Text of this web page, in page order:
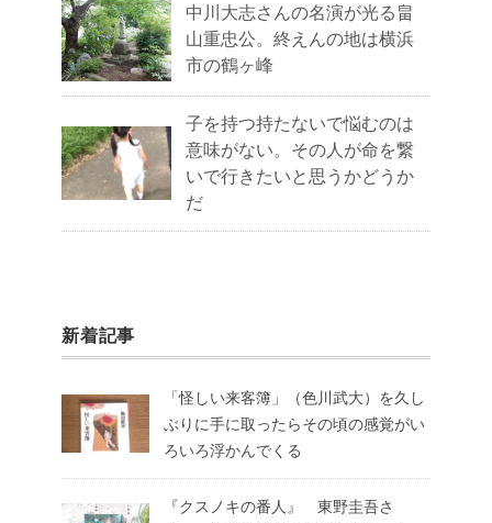
中川大志さんの名演が光る畠
山重忠公。終えんの地は横浜
市の鶴ヶ峰
子を持つ持たないで悩むのは
意味がない。その人が命を繋
いで行きたいと思うかどうか
だ
新着記事
「怪しい来客簿」（色川武大）を久し
ぶりに手に取ったらその頃の感覚がい
ろいろ浮かんでくる
『クスノキの番人』 東野圭吾さ